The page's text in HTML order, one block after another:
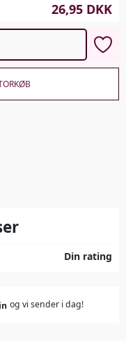
26,95 DKK
Din rating
og vi sender i dag!